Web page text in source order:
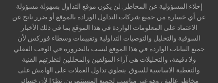
إخلاء المسؤولية عن المخاطر: لن يكون موقع التداول بسهولة مسؤولة
عن أي خسارة من جميع شركات التداول الوراده بالموقع أو ضرر ناتج عن
الاعتماد على المعلومات الواردة في هذا الموقع بما في ذلك الأخبار
السوقية والتحليل والتوصيات التداولية وتقييمات وسطاء فوركس لأن
جميع البيانات الواردة في هذا الموقع ليست بالضرورة في الوقت الفعلي
ولا دقيقة، والتحليلات هي آراء المؤلفين والمحللين لنظرتهم الفنية
والتغطية الاساسية للسوق. ينطوي تداول العملات على الهامش على
مخاطر عالية ، وهو غير مناسب لجميع المستثمرين. نظرًا لأن خسائر